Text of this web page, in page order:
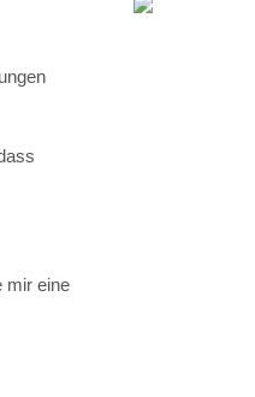
mir eine